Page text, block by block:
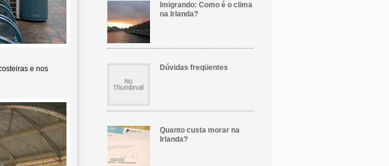
e nos
Imigrando: Como é o clima
na Irlanda?
Dúvidas freqüentes
Quanto custa morar na
Irlanda?